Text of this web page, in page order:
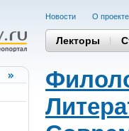
Новости О проекте
Лекторы